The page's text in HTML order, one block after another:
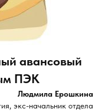
авансовый
ПЭК
Людмила Ерошкина
экс-начальник отдела